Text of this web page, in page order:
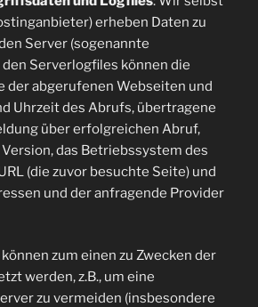
erheben Daten zu
Server (sogenannte
Serverlogfiles können die
der abgerufenen Webseiten und
Uhrzeit des Abrufs, übertragene
über erfolgreichen Abruf,
das Betriebssystem des
(die zuvor besuchte Seite) und
und der anfragende Provider
zum einen zu Zwecken der
werden, z.B., um eine
zu vermeiden (insbesondere